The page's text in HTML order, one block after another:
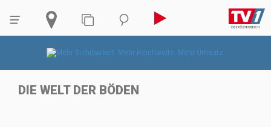
DIE WELT DER BÖDEN